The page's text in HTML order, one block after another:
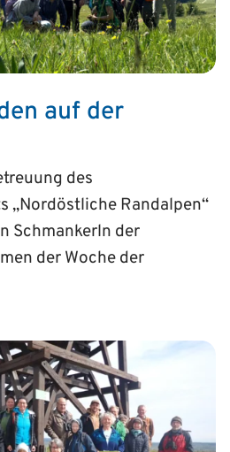
auf der
des
„Nordöstliche Randalpen“
Schmankerln der
der Woche der